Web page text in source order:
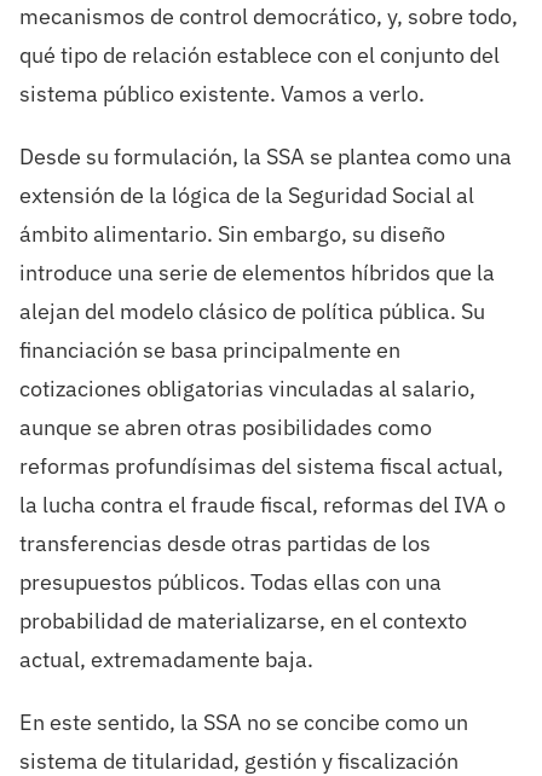
mecanismos de control democrático, y, sobre todo,
qué tipo de relación establece con el conjunto del
sistema público existente. Vamos a verlo.
Desde su formulación, la SSA se plantea como una
extensión de la lógica de la Seguridad Social al
ámbito alimentario. Sin embargo, su diseño
introduce una serie de elementos híbridos que la
alejan del modelo clásico de política pública. Su
financiación se basa principalmente en
cotizaciones obligatorias vinculadas al salario,
aunque se abren otras posibilidades como
reformas profundísimas del sistema fiscal actual,
la lucha contra el fraude fiscal, reformas del IVA o
transferencias desde otras partidas de los
presupuestos públicos. Todas ellas con una
probabilidad de materializarse, en el contexto
actual, extremadamente baja.
En este sentido, la SSA no se concibe como un
sistema de titularidad, gestión y fiscalización